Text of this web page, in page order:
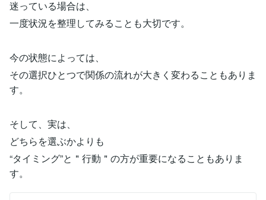
迷っている場合は、
一度状況を整理してみることも大切です。
今の状態によっては、
その選択ひとつで関係の流れが大きく変わることもありま
す。
そして、実は、
どちらを選ぶかよりも
“タイミング”と＂行動＂の方が重要になることもありま
す。